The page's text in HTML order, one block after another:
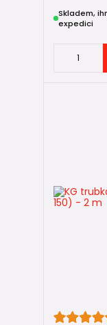
Skladem,
expedici